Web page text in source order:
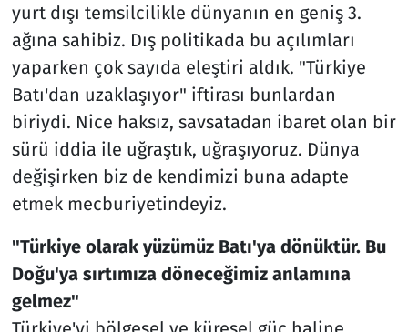
yurt dışı temsilcilikle dünyanın en geniş 3.
ağına sahibiz. Dış politikada bu açılımları
yaparken çok sayıda eleştiri aldık. "Türkiye
Batı'dan uzaklaşıyor" iftirası bunlardan
biriydi. Nice haksız, savsatadan ibaret olan bir
sürü iddia ile uğraştık, uğraşıyoruz. Dünya
değişirken biz de kendimizi buna adapte
etmek mecburiyetindeyiz.
"Türkiye olarak yüzümüz Batı'ya dönüktür. Bu
Doğu'ya sırtımıza döneceğimiz anlamına
gelmez"